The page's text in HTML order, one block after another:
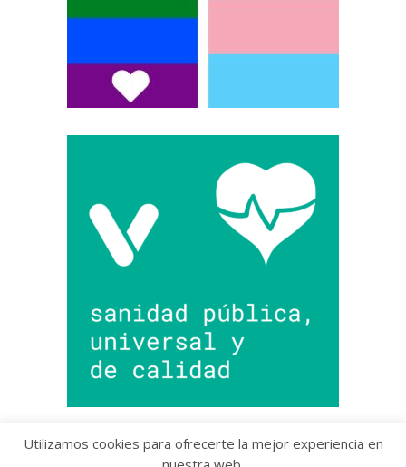
Utilizamos cookies para ofrecerte la mejor experiencia en